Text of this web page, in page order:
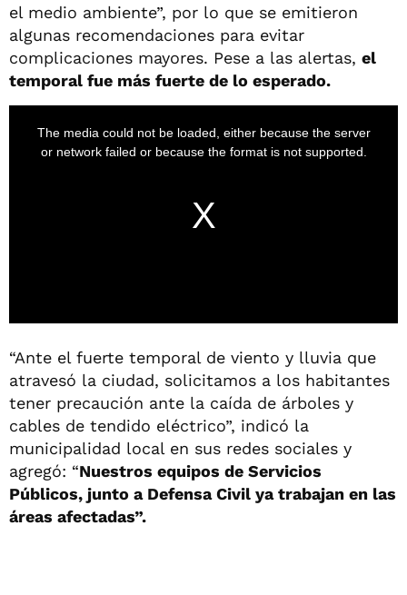
el medio ambiente”, por lo que se emitieron
algunas recomendaciones para evitar
complicaciones mayores. Pese a las alertas, el
temporal fue más fuerte de lo esperado.
“Ante el fuerte temporal de viento y lluvia que
atravesó la ciudad, solicitamos a los habitantes
tener precaución ante la caída de árboles y
cables de tendido eléctrico”, indicó la
municipalidad local en sus redes sociales y
agregó: “Nuestros equipos de Servicios
Públicos, junto a Defensa Civil ya trabajan en las
áreas afectadas”.